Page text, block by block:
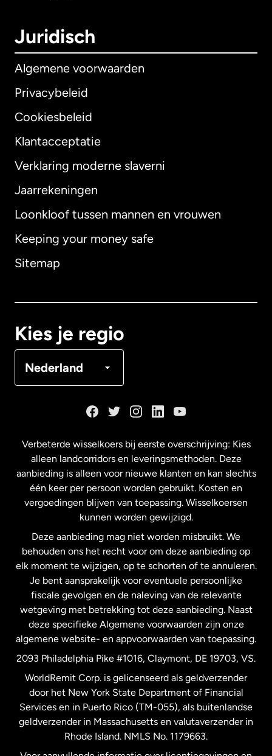
Juridisch
Algemene voorwaarden
Privacybeleid
Cookiesbeleid
Klantacceptatie
Verklaring moderne slaverni
Jaarrekeningen
Loonkloof tussen mannen en vrouwen
Keeping your money safe
Sitemap
Kies je regio
Nederland
Internationaal English
Australië
Maleisië
Nederland
Nieuw-Zeeland
Spanje
Verenigd Koninkrijk
Verenigde Staten English
Verenigde Staten Español
Zweden
Verbeterde wisselkoers bij eerste overschrijving: Kies
alleen landcorridors en leveringsmethoden. Deze
aanbieding is alleen voor nieuwe klanten en kan slechts
één keer per persoon worden gebruikt. Kosten en
vergoedingen blijven van toepassing. Wisselkoersen
kunnen worden gewijzigd.
Deze aanbieding mag niet worden misbruikt. We
behouden ons het recht voor om deze aanbieding op
elk moment te wijzigen, op te schorten of te annuleren.
Je bent aansprakelijk voor eventuele persoonlijke
fiscale gevolgen en de naleving van de relevante
wetgeving met betrekking tot deze aanbieding. Naast
deze specifieke Algemene voorwaarden zijn onze
algemene website- en appvoorwaarden van toepassing.
2093 Philadelphia Pike #1016, Claymont, DE 19703, VS.
WorldRemit Corp. is gelicenseerd als geldverzender
door het New York State Department of Financial
Services en in Puerto Rico (TM-055), als buitenlandse
geldverzender in Massachusetts en valutaverzender in
Rhode Island. NMLS No. 1179663.